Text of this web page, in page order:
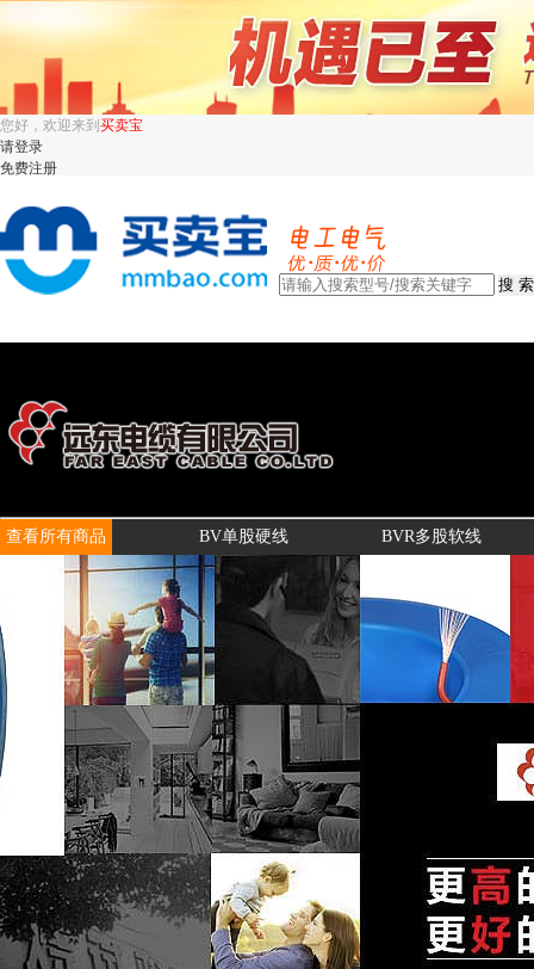
您好，欢迎来到 买卖宝
请登录
免费注册
查看所有商品 BV单股硬线 BVR多股软线